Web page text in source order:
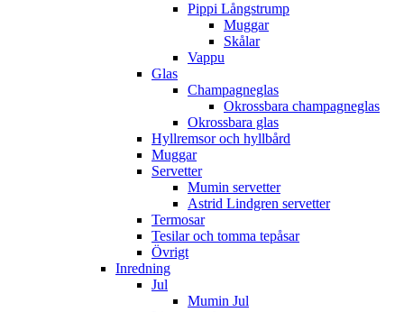
Pippi Långstrump
Muggar
Skålar
Vappu
Glas
Champagneglas
Okrossbara champagneglas
Okrossbara glas
Hyllremsor och hyllbård
Muggar
Servetter
Mumin servetter
Astrid Lindgren servetter
Termosar
Tesilar och tomma tepåsar
Övrigt
Inredning
Jul
Mumin Jul